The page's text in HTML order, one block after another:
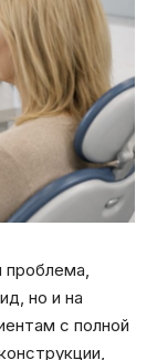
но и на
с полной